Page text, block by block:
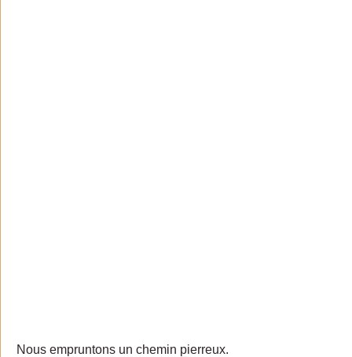
Nous empruntons un chemin pierreux.